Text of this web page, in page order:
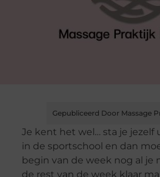
Gepubliceerd Door Massage
Je kent het wel… sta je jezelf
in de sportschool en dan
begin van de week nog al je
de rest van de week klaar